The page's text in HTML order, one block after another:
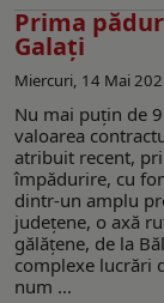
Prima
Galaţi
Miercuri, 14 Mai
Nu mai puţin de
valoarea
atribuit recent,
împădurire, cu
dintr-un amplu
județene, o axă
gălăţene, de la
complexe lucrări
num ...